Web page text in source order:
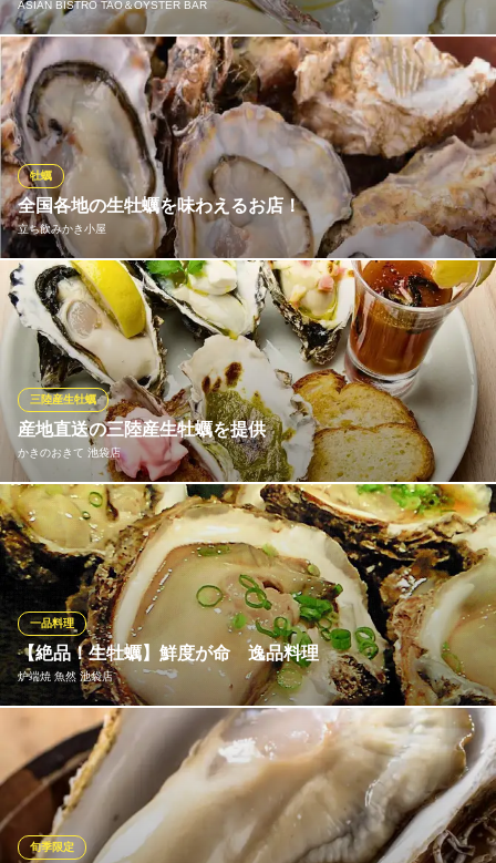
ＪＲ池袋駅西口 徒歩10分
東京都豊島区池袋2-73-4 第２コーポ白雪1F
ASIAN BISTRO TAO＆OYSTER BAR
当店の生牡蠣は紫外線殺菌した海水の中に20時間以上入れて滅菌
浄化され、直ぐに高圧洗浄機でさらに丁寧に洗いあげます。その
後当店に直送していただいておりますので、生でも安心してお召
し上がり頂けます。
ASIAN BISTRO TAO＆OYSTER BAR
池袋 個室アジアンバル
ＪＲ池袋駅 徒歩2分
東京都豊島区東池袋1-2-6 1・2F
全国各地の生牡蠣を味わえるお店！
立ち飲みかき小屋
牡蠣
池袋駅東口を出て徒歩5分ほど・・・ 北海道から九州までの旬の
生牡蠣を365日提供しています。その他牡蠣料理ももりだくさん。
※こちらは夜のみのこだわりです。
立ち飲みかき小屋
漢方和牛とオイスター
ＪＲ池袋駅東口 徒歩5分
東京都豊島区東池袋1-13-1
産地直送の三陸産生牡蠣を提供
かきのおきて 池袋店
三陸産生牡蠣
牡蠣卸業者から直接仕入れることで、三陸産の新鮮な生牡蠣を１
個１１０円という価格で提供しております。徹底した品質管理を
経て店舗へ直送される牡蠣は、大ぶりで身がしっかりと詰まって
おり、クリーミーで濃厚な味わいが特徴です。専門店ならではの
鮮度と品質を、心ゆくまでご堪能いただけます。
かきのおきて 池袋店
産地直送生牡蠣100円
ＪＲ池袋駅 徒歩2分
東京都豊島区南池袋2-24-3 西部ビル2F
【絶品！生牡蠣】鮮度が命 逸品料理
炉端焼 魚然 池袋店
一品料理
日本全国の旬の美味しい牡蠣あります！鮮度も味も抜群の真牡蠣
ですので、安心してご注文下さい。
炉端焼 魚然 池袋店
刺し身のうまい店
旬季限定